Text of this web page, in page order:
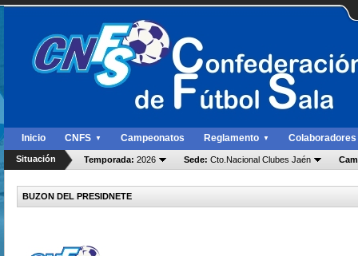
Inicio CNFS ▼ Campeonatos Reglamento ▼ Colaboradores
Situación Temporada: 2026 Sede: Cto.Nacional Clubes Jaén
BUZON DEL PRESIDNETE